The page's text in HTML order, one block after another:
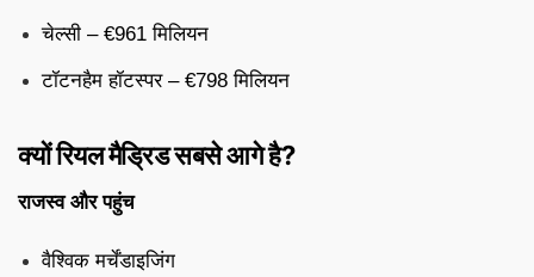
चेल्सी – €961 मिलियन
टॉटनहैम हॉटस्पर – €798 मिलियन
क्यों रियल मैड्रिड सबसे आगे है?
राजस्व और पहुंच
वैश्विक मर्चेंडाइजिंग